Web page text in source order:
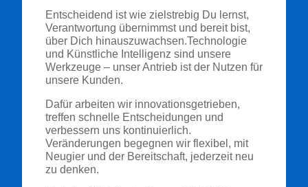
Entscheidend ist wie zielstrebig Du lernst,
Verantwortung übernimmst und bereit bist,
über Dich hinauszuwachsen.Technologie
und Künstliche Intelligenz sind unsere
Werkzeuge – unser Antrieb ist der Nutzen für
unsere Kunden.
Dafür arbeiten wir innovationsgetrieben,
treffen schnelle Entscheidungen und
verbessern uns kontinuierlich.
Veränderungen begegnen wir flexibel, mit
Neugier und der Bereitschaft, jederzeit neu
zu denken.